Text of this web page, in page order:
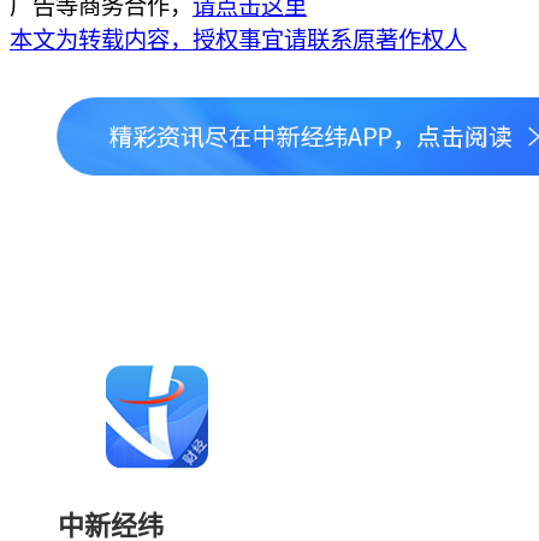
广告等商务合作， 请点击这里
本文为转载内容，授权事宜请联系原著作权人
中新经纬